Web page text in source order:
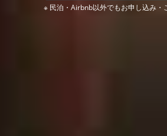
※ 民泊・Airbnb以外でもお申し込み・